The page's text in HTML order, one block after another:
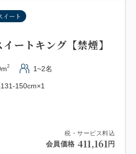
税・サービス料込
会員価格 411,161 円
イート
ートキング【禁煙】
2 1~2名
150cm×1